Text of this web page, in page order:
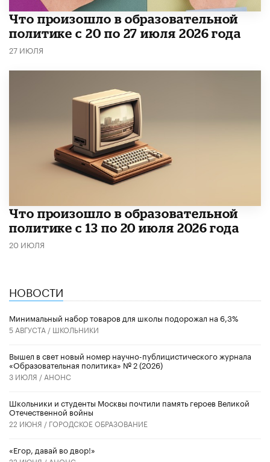
​Что произошло в образовательной
политике с 20 по 27 июля 2026 года
27 ИЮЛЯ
Что произошло в образовательной
политике с 13 по 20 июля 2026 года
20 ИЮЛЯ
НОВОСТИ
Минимальный набор товаров для школы подорожал на 6,3%
5 АВГУСТА / ШКОЛЬНИКИ
Вышел в свет новый номер научно-публицистического журнала
«Образовательная политика» № 2 (2026)
3 ИЮЛЯ / АНОНС
Школьники и студенты Москвы почтили память героев Великой
Отечественной войны
22 ИЮНЯ / ГОРОДСКОЕ ОБРАЗОВАНИЕ
«Егор, давай во двор!»